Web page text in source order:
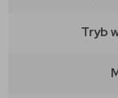
Tryb